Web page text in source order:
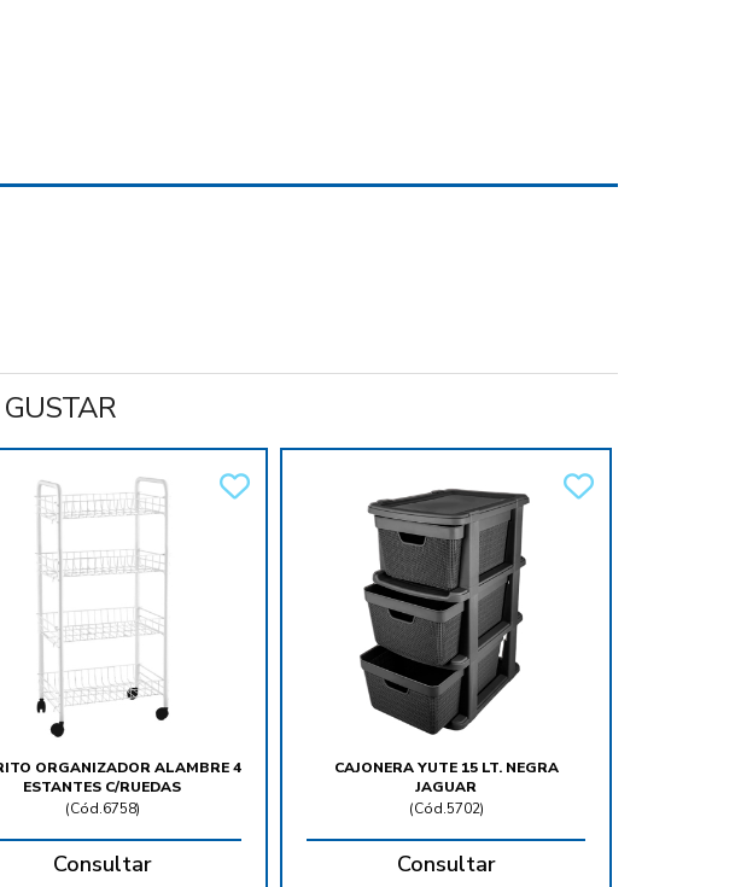
ORGANIZADOR ALAMBRE 4
ESTANTES C/RUEDAS
(Cód.6758)
Consultar
CAJONERA YUTE 15 LT. NEGRA
JAGUAR
(Cód.5702)
Consultar